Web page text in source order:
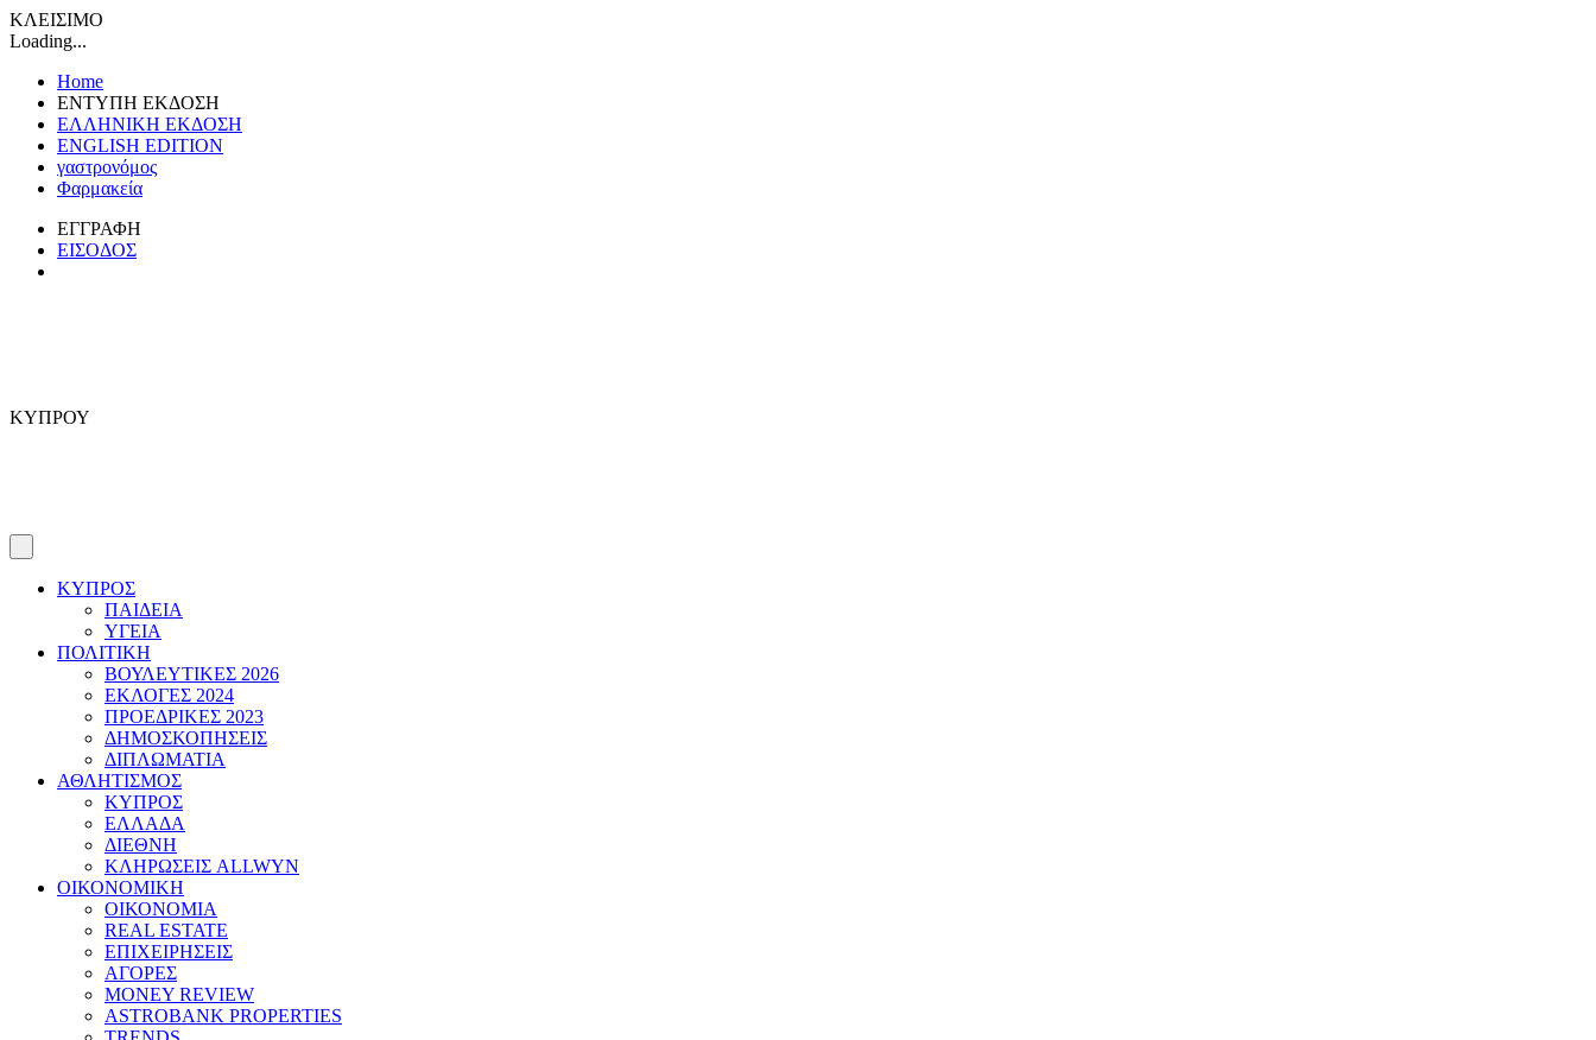
ΚΛΕΙΣΙΜΟ
Loading...
Home
ΕΝΤΥΠΗ ΕΚΔΟΣΗ
ΕΛΛΗΝΙΚΗ ΕΚΔΟΣΗ
ENGLISH EDITION
γαστρονόμος
Φαρμακεία
ΕΓΓΡΑΦΗ
ΕΙΣΟΔΟΣ
ΚΥΠΡΟΥ
ΚΥΠΡΟΣ
ΠΑΙΔΕΙΑ
ΥΓΕΙΑ
ΠΟΛΙΤΙΚΗ
ΒΟΥΛΕΥΤΙΚΕΣ 2026
ΕΚΛΟΓΕΣ 2024
ΠΡΟΕΔΡΙΚΕΣ 2023
ΔΗΜΟΣΚΟΠΗΣΕΙΣ
ΔΙΠΛΩΜΑΤΙΑ
ΑΘΛΗΤΙΣΜΟΣ
ΚΥΠΡΟΣ
ΕΛΛΑΔΑ
ΔΙΕΘΝΗ
ΚΛΗΡΩΣΕΙΣ ALLWYN
ΟΙΚΟΝΟΜΙΚΗ
ΟΙΚΟΝΟΜΙΑ
REAL ESTATE
ΕΠΙΧΕΙΡΗΣΕΙΣ
ΑΓΟΡΕΣ
MONEY REVIEW
ASTROBANK PROPERTIES